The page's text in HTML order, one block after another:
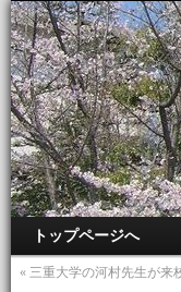
トップページへ
« 三重大学の河村先生が来